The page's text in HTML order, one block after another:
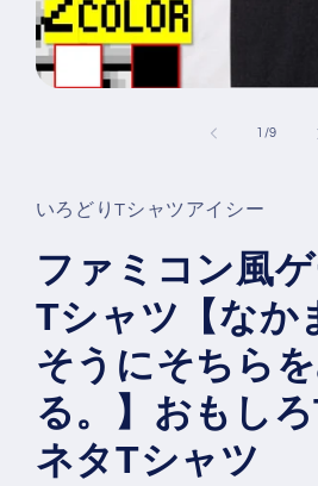
メ
(1)
を
開
く
1 /の
9
いろどりTシャツアイシー
ファミコン風
Tシャツ【なか
そうにそちら
る。】おもし
ネタTシャツ